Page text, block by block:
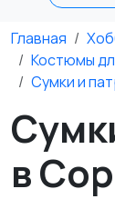
Главная
Костюмы
Сумки и
в